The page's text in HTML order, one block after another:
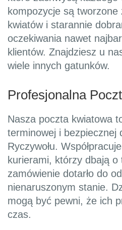
kompozycje są tworzone
kwiatów i starannie
oczekiwania nawet
klientów. Znajdziesz u
wiele innych gatunków.
Profesjonalna
Nasza poczta kwiatowa
terminowej i bezpiecznej
Ryczywołu.
kurierami, którzy dbają
zamówienie dotarło do
nienaruszonym stanie.
mogą być pewni, że ich
czas.